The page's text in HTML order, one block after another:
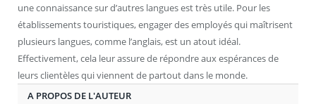
une connaissance sur d’autres langues est très utile. Pour les
établissements touristiques, engager des employés qui maîtrisent
plusieurs langues, comme l’anglais, est un atout idéal.
Effectivement, cela leur assure de répondre aux espérances de
leurs clientèles qui viennent de partout dans le monde.
A PROPOS DE L'AUTEUR